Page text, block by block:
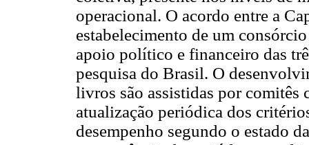
operacional. O acordo entre a
estabelecimento de um
apoio político e financeiro das
pesquisa do Brasil. O
livros são assistidas por comitês
atualização periódica dos
desempenho segundo o estado